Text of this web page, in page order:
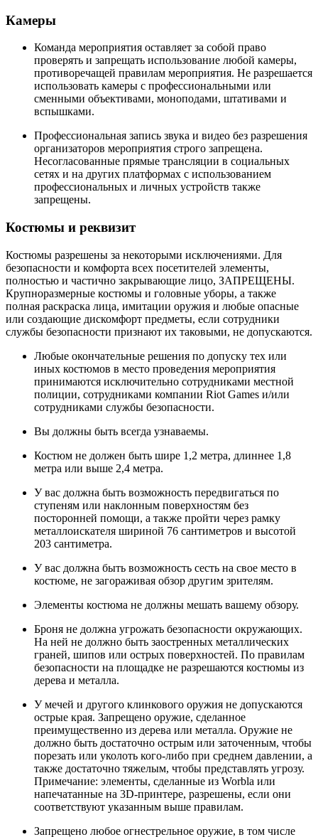
Камеры
Команда мероприятия оставляет за собой право
проверять и запрещать использование любой камеры,
противоречащей правилам мероприятия. Не разрешается
использовать камеры с профессиональными или
сменными объективами, моноподами, штативами и
вспышками.
Профессиональная запись звука и видео без разрешения
организаторов мероприятия строго запрещена.
Несогласованные прямые трансляции в социальных
сетях и на других платформах с использованием
профессиональных и личных устройств также
запрещены.
Костюмы и реквизит
Костюмы разрешены за некоторыми исключениями. Для
безопасности и комфорта всех посетителей элементы,
полностью и частично закрывающие лицо, ЗАПРЕЩЕНЫ.
Крупноразмерные костюмы и головные уборы, а также
полная раскраска лица, имитации оружия и любые опасные
или создающие дискомфорт предметы, если сотрудники
службы безопасности признают их таковыми, не допускаются.
Любые окончательные решения по допуску тех или
иных костюмов в место проведения мероприятия
принимаются исключительно сотрудниками местной
полиции, сотрудниками компании Riot Games и/или
сотрудниками службы безопасности.
Вы должны быть всегда узнаваемы.
Костюм не должен быть шире 1,2 метра, длиннее 1,8
метра или выше 2,4 метра.
У вас должна быть возможность передвигаться по
ступеням или наклонным поверхностям без
посторонней помощи, а также пройти через рамку
металлоискателя шириной 76 сантиметров и высотой
203 сантиметра.
У вас должна быть возможность сесть на свое место в
костюме, не загораживая обзор другим зрителям.
Элементы костюма не должны мешать вашему обзору.
Броня не должна угрожать безопасности окружающих.
На ней не должно быть заостренных металлических
граней, шипов или острых поверхностей. По правилам
безопасности на площадке не разрешаются костюмы из
дерева и металла.
У мечей и другого клинкового оружия не допускаются
острые края. Запрещено оружие, сделанное
преимущественно из дерева или металла. Оружие не
должно быть достаточно острым или заточенным, чтобы
порезать или уколоть кого-либо при среднем давлении, а
также достаточно тяжелым, чтобы представлять угрозу.
Примечание: элементы, сделанные из Worbla или
напечатанные на 3D-принтере, разрешены, если они
соответствуют указанным выше правилам.
Запрещено любое огнестрельное оружие, в том числе